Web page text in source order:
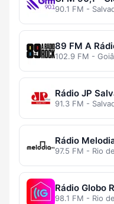
90.1 FM -
89 FM A
102.9 FM -
Rádio JP
91.3 FM -
Rádio
97.5 FM - Rio
Rádio Globo
98.1 FM - Rio